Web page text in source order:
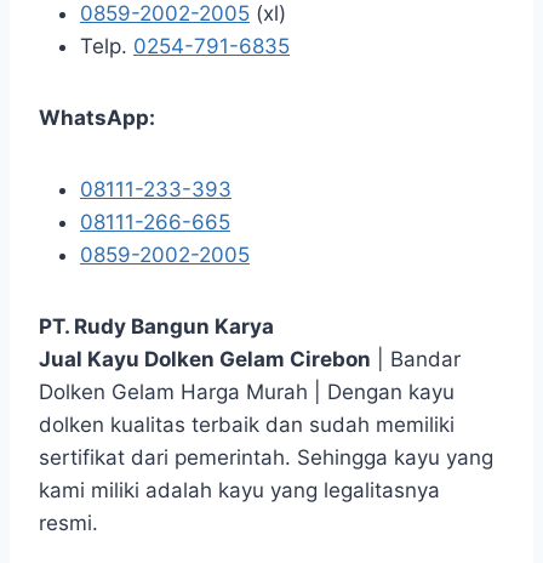
0859-2002-2005 (xl)
Telp. 0254-791-6835
WhatsApp:
08111-233-393
08111-266-665
0859-2002-2005
PT. Rudy Bangun Karya
Jual Kayu Dolken Gelam Cirebon | Bandar
Dolken Gelam Harga Murah | Dengan kayu
dolken kualitas terbaik dan sudah memiliki
sertifikat dari pemerintah. Sehingga kayu yang
kami miliki adalah kayu yang legalitasnya
resmi.